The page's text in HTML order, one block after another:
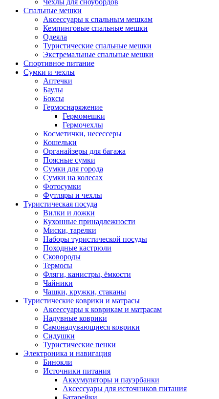
Чехлы для сноубордов
Спальные мешки
Аксессуары к спальным мешкам
Кемпинговые спальные мешки
Одеяла
Туристические спальные мешки
Экстремальные спальные мешки
Спортивное питание
Сумки и чехлы
Аптечки
Баулы
Боксы
Гермоснаряжение
Гермомешки
Гермочехлы
Косметички, несессеры
Кошельки
Органайзеры для багажа
Поясные сумки
Сумки для города
Сумки на колесах
Фотосумки
Футляры и чехлы
Туристическая посуда
Вилки и ложки
Кухонные принадлежности
Миски, тарелки
Наборы туристической посуды
Походные кастрюли
Сковороды
Термосы
Фляги, канистры, ёмкости
Чайники
Чашки, кружки, стаканы
Туристические коврики и матрасы
Аксессуары к коврикам и матрасам
Надувные коврики
Самонадувающиеся коврики
Сидушки
Туристические пенки
Электроника и навигация
Бинокли
Источники питания
Аккумуляторы и пауэрбанки
Аксессуары для источников питания
Батарейки